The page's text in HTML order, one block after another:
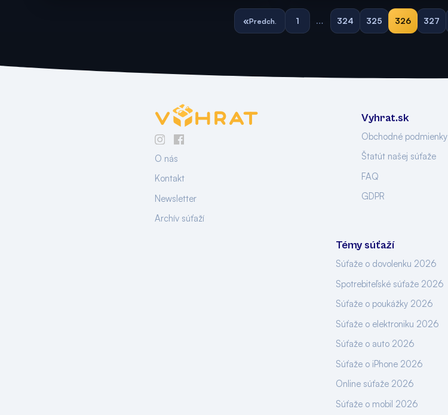
«Predch. 1 … 324 325 326 327
O nás
Kontakt
Newsletter
Archív súťaží
Vyhrat.sk
Obchodné podmienky
Štatút našej súťaže
FAQ
GDPR
Témy súťaží
Súťaže o dovolenku 2026
Spotrebiteľské súťaže 2026
Súťaže o poukážky 2026
Súťaže o elektroniku 2026
Súťaže o auto 2026
Súťaže o iPhone 2026
Online súťaže 2026
Súťaže o mobil 2026